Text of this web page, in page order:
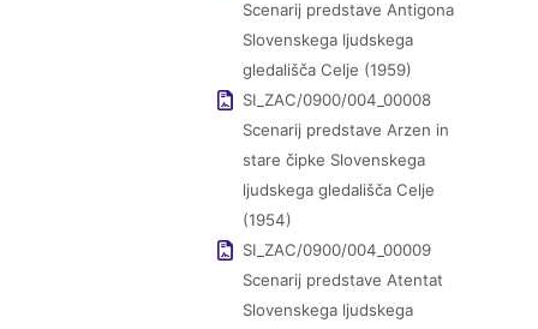
Scenarij predstave Antigona
Slovenskega ljudskega
gledališča Celje (1959)
SI_ZAC/0900/004_00008
Scenarij predstave Arzen in
stare čipke Slovenskega
ljudskega gledališča Celje
(1954)
SI_ZAC/0900/004_00009
Scenarij predstave Atentat
Slovenskega ljudskega